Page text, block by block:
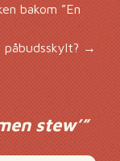
bakom ”En
→
stew’”